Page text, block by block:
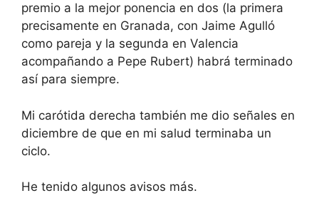
premio a la mejor ponencia en dos (la primera
precisamente en Granada, con Jaime Agulló
como pareja y la segunda en Valencia
acompañando a Pepe Rubert) habrá terminado
así para siempre.
Mi carótida derecha también me dio señales en
diciembre de que en mi salud terminaba un
ciclo.
He tenido algunos avisos más.